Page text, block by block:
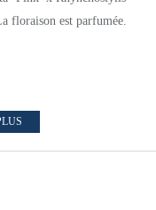
floraison est parfumée.